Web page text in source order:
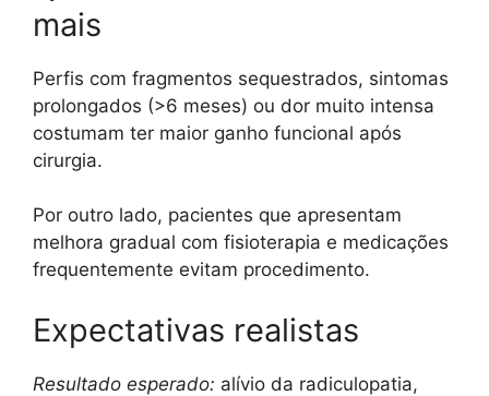
mais
Perfis com fragmentos sequestrados, sintomas
prolongados (>6 meses) ou dor muito intensa
costumam ter maior ganho funcional após
cirurgia.
Por outro lado, pacientes que apresentam
melhora gradual com fisioterapia e medicações
frequentemente evitam procedimento.
Expectativas realistas
Resultado esperado: alívio da radiculopatia,